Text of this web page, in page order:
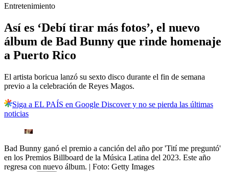
Entretenimiento
Así es ‘Debí tirar más fotos’, el nuevo
álbum de Bad Bunny que rinde homenaje
a Puerto Rico
El artista boricua lanzó su sexto disco durante el fin de semana
previo a la celebración de Reyes Magos.
Siga a EL PAÍS en Google Discover y no se pierda las últimas
noticias
Bad Bunny ganó el premio a canción del año por 'Tití me preguntó'
en los Premios Billboard de la Música Latina del 2023. Este año
regresa con nuevo álbum. | Foto: Getty Images